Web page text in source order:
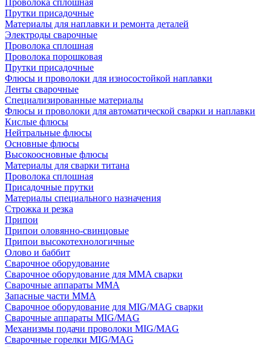
Проволока сплошная
Прутки присадочные
Материалы для наплавки и ремонта деталей
Электроды сварочные
Проволока сплошная
Проволока порошковая
Прутки присадочные
Флюсы и проволоки для износостойкой наплавки
Ленты сварочные
Специализированные материалы
Флюсы и проволоки для автоматической сварки и наплавки
Кислые флюсы
Нейтральные флюсы
Основные флюсы
Высокоосновные флюсы
Материалы для сварки титана
Проволока сплошная
Присадочные прутки
Материалы специального назначения
Строжка и резка
Припои
Припои оловянно-свинцовые
Припои высокотехнологичные
Олово и баббит
Сварочное оборудование
Сварочное оборудование для MMA сварки
Сварочные аппараты MMA
Запасные части MMA
Сварочное оборудование для MIG/MAG сварки
Сварочные аппараты MIG/MAG
Механизмы подачи проволоки MIG/MAG
Сварочные горелки MIG/MAG